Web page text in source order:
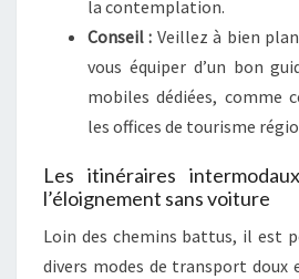
la contemplation.
Conseil : Veillez à bien
vous équiper d’un bon
mobiles dédiées, comme
les offices de tourisme
Les itinéraires
l’éloignement sans voiture
Loin des chemins battus, il est
divers modes de transport doux